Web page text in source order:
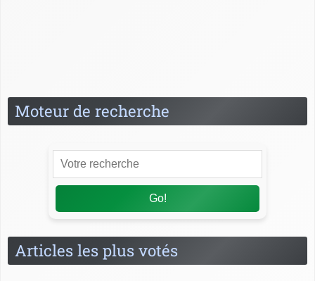
Moteur de recherche
Go!
Articles les plus votés